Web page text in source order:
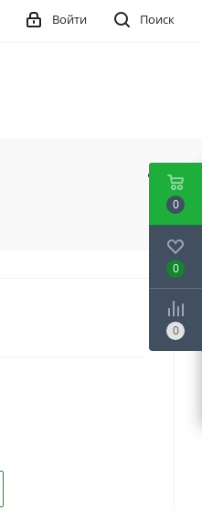
Поиск
Войти
0
0
0